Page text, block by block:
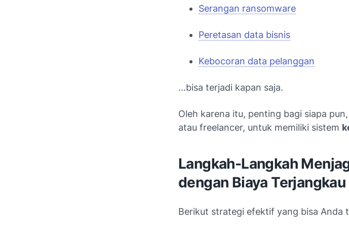
Serangan ransomware
Peretasan data bisnis
Kebocoran data pelanggan
...bisa terjadi kapan saja.
Oleh karena itu, penting bagi siapa
atau freelancer, untuk memiliki sistem
Langkah-Langkah
dengan Biaya Terjangkau
Berikut strategi efektif yang bisa Anda